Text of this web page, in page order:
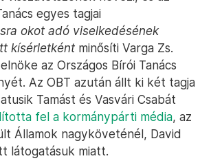
egyes tagjai
okot adó viselkedésének
kísérletként minősíti Varga Zs.
az Országos Bírói Tanács
Az OBT azután állt ki két tagja
Tamást és Vasvári Csabát
fel a kormánypárti média, az
Államok nagyköveténél, David
látogatásuk miatt.